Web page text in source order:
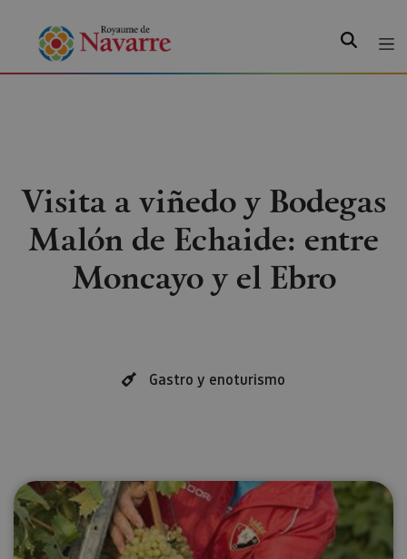
Visita a viñedo y Bodegas
Malón de Echaide: entre
Moncayo y el Ebro
Gastro y enoturismo